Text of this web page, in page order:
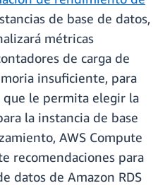
de base de datos,
métricas
de carga de
insuficiente, para
le permita elegir la
la instancia de base
AWS Compute
recomendaciones para
datos de Amazon RDS